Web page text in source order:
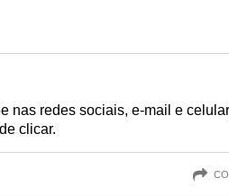
nas redes sociais, e-mail e
clicar.